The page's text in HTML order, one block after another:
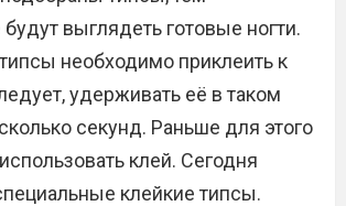
выглядеть готовые ногти.
необходимо приклеить к
удерживать её в таком
секунд. Раньше для этого
клей. Сегодня
клейкие типсы.